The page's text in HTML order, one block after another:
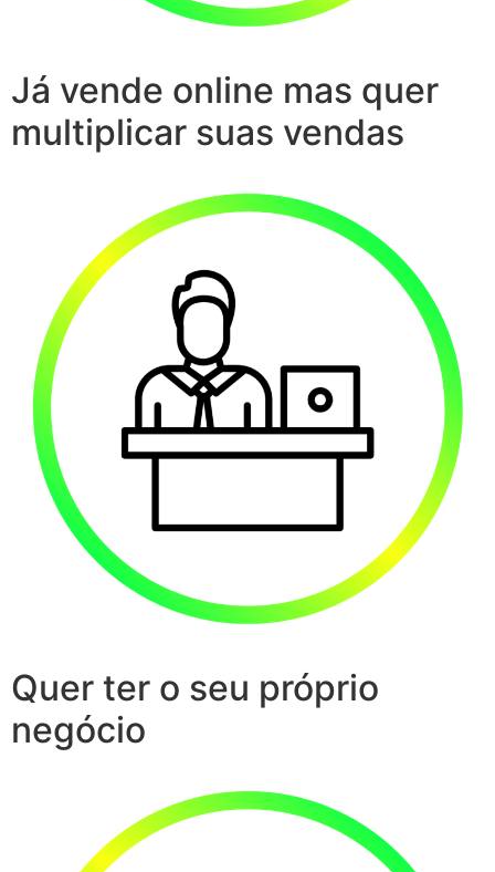
Já vende online mas quer
multiplicar suas vendas
Quer ter o seu próprio
negócio